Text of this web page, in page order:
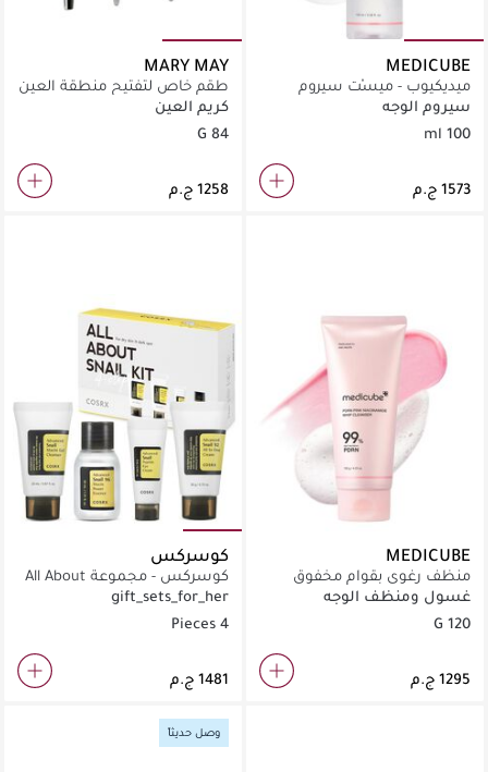
MEDICUBE
ميديكيوب - ميسْت سيروم
مل)
سيروم الوجه
100 ml
MARY MAY
طقم خاص لتفتيح منطقة العين
وعلاج الهالات باستخدام
الجلوتاثيون.
كريم العين
84 G
MEDICUBE
منظف رغوي بقوام مخفوق
يحتوي على الـ PDRN
والنياسيناميد للتفتيح.
غسول ومنظف الوجه
120 G
كوسركس
كوسركس - مجموعة All About
Snail (4 قطع)
gift_sets_for_her
4 Pieces
وصل حديثاً